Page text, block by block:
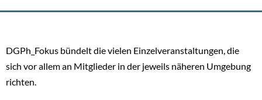
DGPh_Fokus bündelt die vielen Einzelveranstaltungen, die
sich vor allem an Mitglieder in der jeweils näheren Umgebung
richten.